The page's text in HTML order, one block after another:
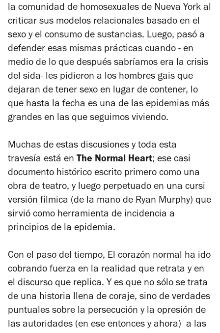
la comunidad de homosexuales de Nueva York al
criticar sus modelos relacionales basado en el
sexo y el consumo de sustancias. Luego, pasó a
defender esas mismas prácticas cuando - en
medio de lo que después sabríamos era la crisis
del sida- les pidieron a los hombres gais que
dejaran de tener sexo en lugar de contener, lo
que hasta la fecha es una de las epidemias más
grandes en las que seguimos viviendo.
Muchas de estas discusiones y toda esta
travesía está en The Normal Heart; ese casi
documento histórico escrito primero como una
obra de teatro, y luego perpetuado en una cursi
versión fílmica (de la mano de Ryan Murphy) que
sirvió como herramienta de incidencia a
principios de la epidemia.
Con el paso del tiempo, El corazón normal ha ido
cobrando fuerza en la realidad que retrata y en
el discurso que replica. Y es que no sólo se trata
de una historia llena de coraje, sino de verdades
puntuales sobre la persecución y la opresión de
las autoridades (en ese entonces y ahora) a las